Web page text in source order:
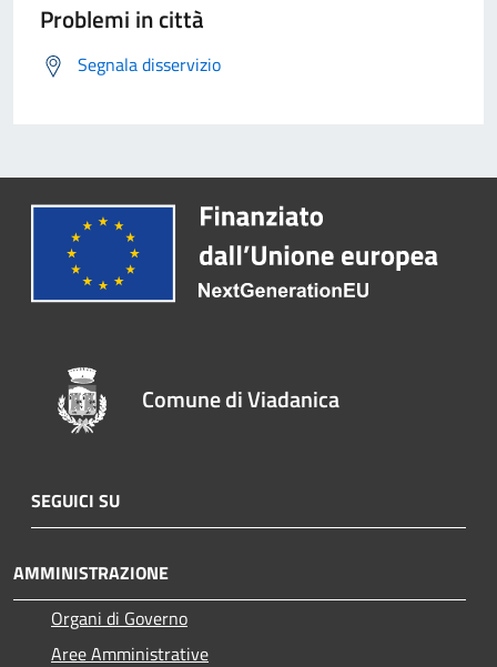
Problemi in città
Segnala disservizio
Comune di Viadanica
SEGUICI SU
AMMINISTRAZIONE
Organi di Governo
Aree Amministrative